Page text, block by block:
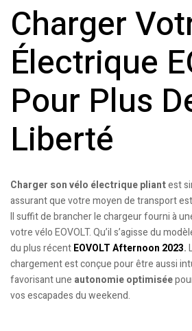
Charger
Électrique
Pour Plus
Liberté
Charger son vélo électrique pliantest
assurant que votre moyen de transport
Il suffit de brancher le chargeur fourni à
votre vélo EOVOLT. Qu’il s’agisse du
du plus récentEOVOLT Afternoon 2023.
chargement est conçue pour être aussi
favorisant une autonomie optimisée
vos escapades du weekend.